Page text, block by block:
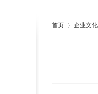
首页 企业文化